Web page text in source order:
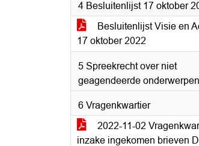
4 Besluitenlijst 17 oktober
Besluitenlijst Visie en
17 oktober 2022
5 Spreekrecht over niet
geagendeerde onderwerpen
6 Vragenkwartier
2022-11-02
inzake ingekomen brieven